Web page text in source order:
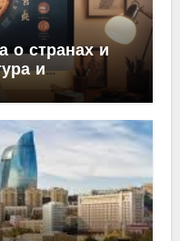
о странах и
и